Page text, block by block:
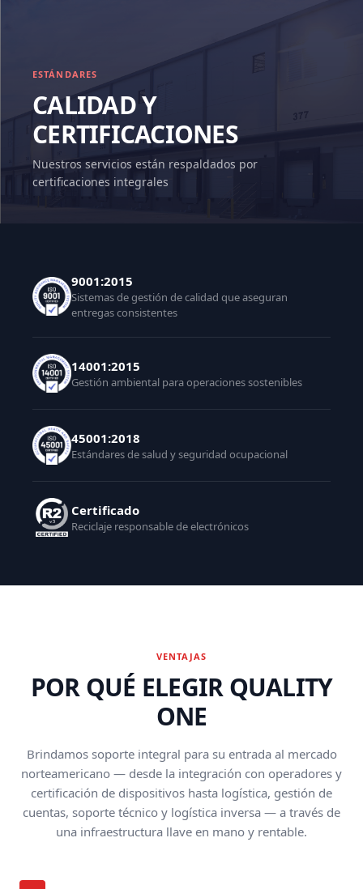
ESTÁNDARES
CALIDAD Y
CERTIFICACIONES
Nuestros servicios están respaldados por
certificaciones integrales
9001:2015
Sistemas de gestión de calidad que aseguran
entregas consistentes
14001:2015
Gestión ambiental para operaciones sostenibles
45001:2018
Estándares de salud y seguridad ocupacional
Certificado
Reciclaje responsable de electrónicos
VENTAJAS
POR QUÉ ELEGIR QUALITY
ONE
Brindamos soporte integral para su entrada al mercado
norteamericano — desde la integración con operadores y
certificación de dispositivos hasta logística, gestión de
cuentas, soporte técnico y logística inversa — a través de
una infraestructura llave en mano y rentable.